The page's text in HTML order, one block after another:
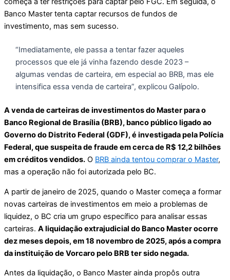
Banco Master tenta captar recursos de fundos de
investimento, mas sem sucesso.
“Imediatamente, ele passa a tentar fazer aqueles
processos que ele já vinha fazendo desde 2023 –
algumas vendas de carteira, em especial ao BRB, mas ele
intensifica essa venda de carteira”, explicou Galípolo.
A venda de carteiras de investimentos do Master para o
Banco Regional de Brasília (BRB), banco público ligado ao
Governo do Distrito Federal (GDF), é investigada pela Polícia
Federal, que suspeita de fraude em cerca de R$ 12,2 bilhões
em créditos vendidos. O BRB ainda tentou comprar o Master,
mas a operação não foi autorizada pelo BC.
A partir de janeiro de 2025, quando o Master começa a formar
novas carteiras de investimentos em meio a problemas de
liquidez, o BC cria um grupo específico para analisar essas
carteiras. A liquidação extrajudicial do Banco Master ocorre
dez meses depois, em 18 novembro de 2025, após a compra
da instituição de Vorcaro pelo BRB ter sido negada.
Antes da liquidação, o Banco Master ainda propôs outra